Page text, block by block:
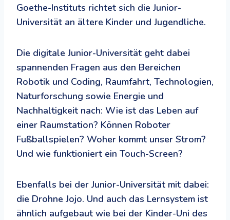
Goethe-Instituts richtet sich die Junior-
Universität an ältere Kinder und Jugendliche.
Die digitale Junior-Universität geht dabei
spannenden Fragen aus den Bereichen
Robotik und Coding, Raumfahrt, Technologien,
Naturforschung sowie Energie und
Nachhaltigkeit nach: Wie ist das Leben auf
einer Raumstation? Können Roboter
Fußballspielen? Woher kommt unser Strom?
Und wie funktioniert ein Touch-Screen?
Ebenfalls bei der Junior-Universität mit dabei:
die Drohne Jojo. Und auch das Lernsystem ist
ähnlich aufgebaut wie bei der Kinder-Uni des